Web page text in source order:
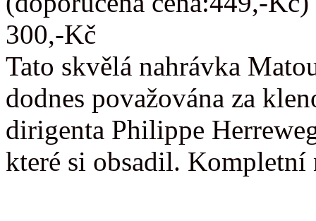
300,-Kč
Tato skvělá nahrávka
dodnes považována za
dirigenta Philippe
které si obsadil. Kompletní